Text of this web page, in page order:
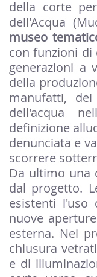
della corte
dell'Acqua
museo
con funzioni di
generazioni a
della
manufatti,
dell'acqua
definizione
denunciata e
scorrere
Da ultimo una
dal progetto.
esistenti
nuove
esterna. Nei
chiusura
e di